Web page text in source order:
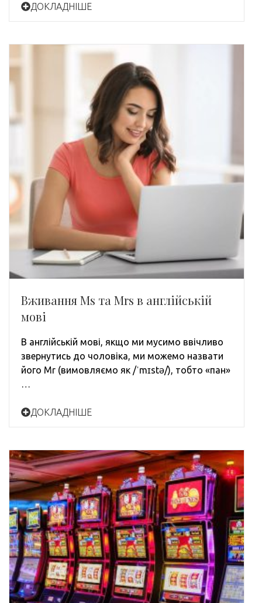
ДОКЛАДНІШЕ
Вживання Ms та Mrs в англійській
мові
В англійській мові, якщо ми мусимо ввічливо
звернутись до чоловіка, ми можемо назвати
його Mr (вимовляємо як /ˈmɪstə/), тобто «пан»
…
ДОКЛАДНІШЕ